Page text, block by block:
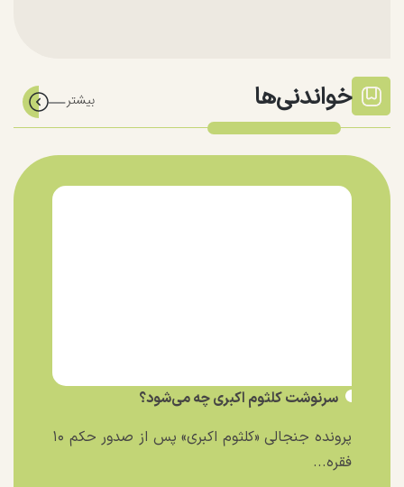
خواندنی‌ها
سرنوشت کلثوم اکبری چه می‌شود؟
پرونده جنجالی «کلثوم اکبری» پس از صدور حکم ۱۰
فقره...